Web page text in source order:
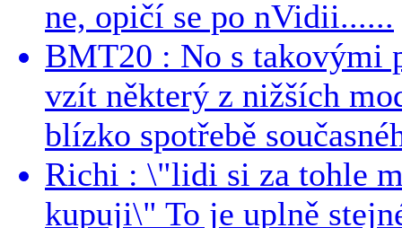
ne, opičí se po nVidii......
BMT20 : No s takovými
vzít některý z nižších
blízko spotřebě
Richi : \"lidi si za tohle
kupuji\" To je uplně